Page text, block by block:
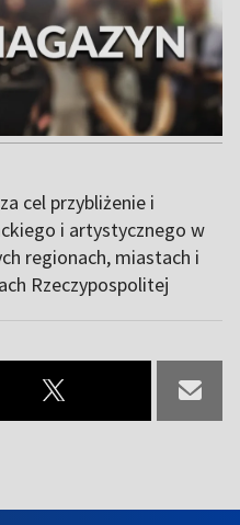
cel przybliżenie i
i artystycznego w
regionach, miastach i
Rzeczypospolitej